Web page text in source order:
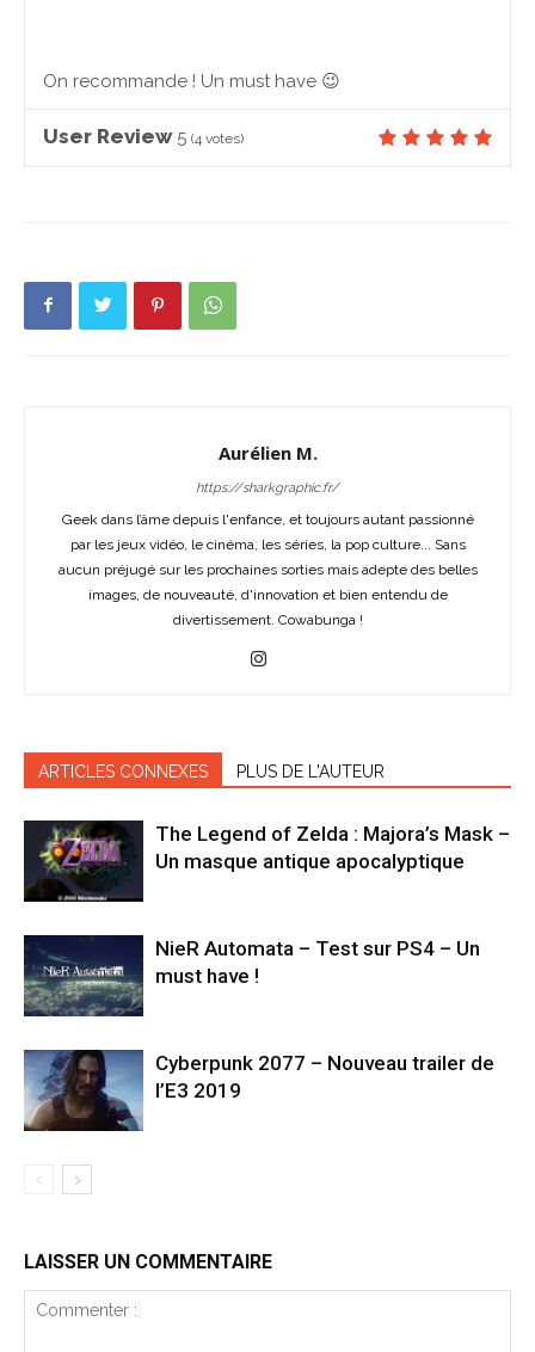
On recommande ! Un must have 😉
User Review 5 (4 votes)
Aurélien M.
https://sharkgraphic.fr/
Geek dans l’âme depuis l'enfance, et toujours autant passionné
par les jeux vidéo, le cinéma, les séries, la pop culture... Sans
aucun préjugé sur les prochaines sorties mais adepte des belles
images, de nouveauté, d'innovation et bien entendu de
divertissement. Cowabunga !
ARTICLES CONNEXES PLUS DE L'AUTEUR
The Legend of Zelda : Majora’s Mask –
Un masque antique apocalyptique
NieR Automata – Test sur PS4 – Un
must have !
Cyberpunk 2077 – Nouveau trailer de
l’E3 2019
LAISSER UN COMMENTAIRE